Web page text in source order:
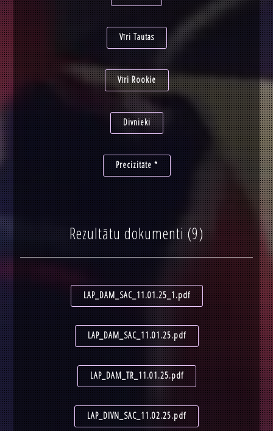
Vīri Tautas
Vīri Rookie
Divnieki
Precizitāte *
Rezultātu dokumenti (9)
LAP_DAM_SAC_11.01.25_1.pdf
LAP_DAM_SAC_11.01.25.pdf
LAP_DAM_TR_11.01.25.pdf
LAP_DIVN_SAC_11.02.25.pdf